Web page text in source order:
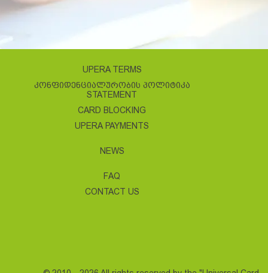
UPERA TERMS
ᲙᲝᲜᲤᲘᲓᲔᲜᲪᲘᲐᲚᲣᲠᲝᲑᲘᲡ ᲞᲝᲚᲘᲢᲘᲙᲐ
STATEMENT
CARD BLOCKING
UPERA PAYMENTS
NEWS
FAQ
CONTACT US